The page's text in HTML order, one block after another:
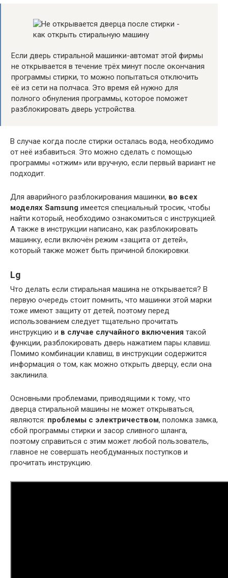
Если дверь стиральной машинки-автомат этой фирмы
не открывается в течение трёх минут после окончания
программы стирки, то можно попытаться отключить
её из сети на полчаса. Это время ей нужно для
полного обнуления программы, которое поможет
разблокировать дверь устройства.
В случае когда после стирки осталась вода, необходимо
от неё избавиться. Это можно сделать с помощью
программы «отжим» или вручную, если первый вариант не
подходит.
Для аварийного разблокирования машинки, во всех
моделях Samsung имеется специальный тросик, чтобы
найти который, необходимо ознакомиться с инструкцией.
А также в инструкции написано, как разблокировать
машинку, если включён режим «защита от детей»,
который также может быть причиной блокировки.
Lg
Что делать если стиральная машина не открывается? В
первую очередь стоит помнить, что машинки этой марки
тоже имеют защиту от детей, поэтому перед
использованием следует тщательно прочитать
инструкцию и в случае случайного включения такой
функции, разблокировать дверь нажатием пары клавиш.
Помимо комбинации клавиш, в инструкции содержится
информация о том, как можно открыть дверцу, если она
заклинила.
Основными проблемами, приводящими к тому, что
дверца стиральной машины не может открываться,
являются: проблемы с электричеством, поломка замка,
сбой программы стирки и засор сливного шланга,
поэтому справиться с этим может любой пользователь,
главное не совершать необдуманных поступков и
прочитать инструкцию.